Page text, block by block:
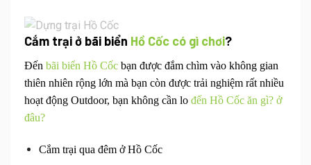
Cắm trại ở bãi biển Hồ Cốc có gì chơi?
Đến bãi biển Hồ Cốc bạn được đắm chìm vào không gian
thiên nhiên rộng lớn mà bạn còn được trải nghiệm rất nhiều
hoạt động Outdoor, bạn không cần lo đến Hồ Cốc ăn gì? ở
đâu?
Cắm trại qua đêm ở Hồ Cốc